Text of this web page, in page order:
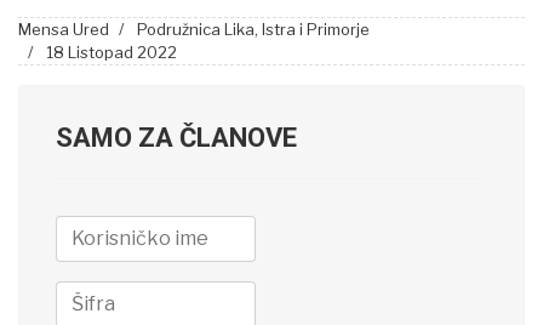
Mensa Ured
Podružnica Lika, Istra i Primorje
18 Listopad 2022
SAMO ZA ČLANOVE